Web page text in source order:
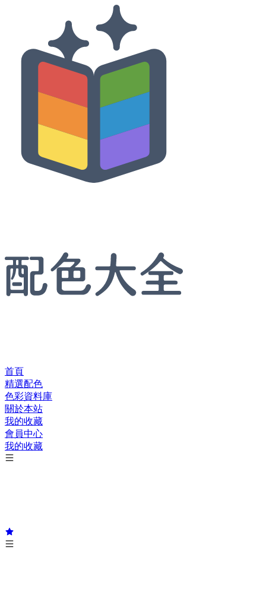
首頁
精選配色
色彩資料庫
關於本站
我的收藏
會員中心
我的收藏